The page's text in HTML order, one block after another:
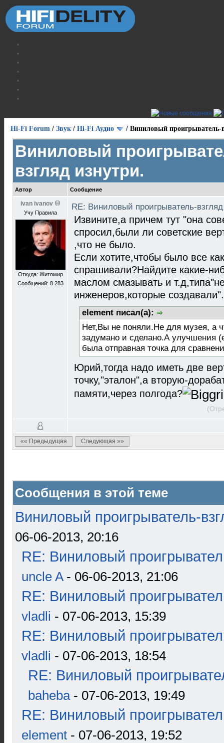
Hi-Fi Forum / Звук / Hi-Fi Аудио / Виниловый проигрыватель-
Виниловый
взгляд изнутри.
Автор Сообщение
ivan ivanov
Учу Правила
Откуда: Житомир
Сообщений: 8 283
RE: Виниловый проигрыватель-
Извините,а причем тут "она
спросил,были ли советские
,что не было.
Если хотите,чтобы было все
спрашивали?Найдите какие-
маслом смазывать и
инженеров,которые
element писал(а):
Нет,Вы не поняли.Не для музея, а
задумано и сделано.А улучшения
была отправная точка для
Юрий,тогда надо иметь две
точку,"эталон",а вторую-
памяти,через полгода?
«« Предыдущая Следующая »»
Сообщения в этой теме
Виниловый проигрыватель-
06-06-2013, 20:16
RE: Виниловый
uncle A- 06-06-2013, 21:06
RE: Виниловый
vladli - 07-06-2013, 15:39
RE: Виниловый
vladli - 07-06-2013, 18:54
RE: Виниловый
baheba- 07-06-2013, 19:49
RE: Виниловый
element - 07-06-2013, 19:52